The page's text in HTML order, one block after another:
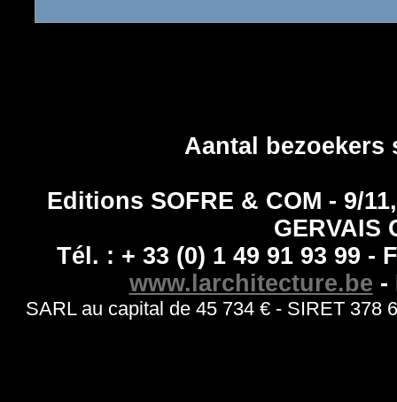
Aantal
Editions SOFRE & COM - 9/
GERVAIS
Tél. : + 33 (0) 1 49 91 93 99 -
www.larchitecture.be -
SARL au capital de 45 734 € - SIRET 378